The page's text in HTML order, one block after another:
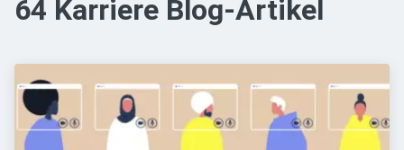
64 Karriere Blog-Artikel